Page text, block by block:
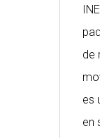
de
es
en